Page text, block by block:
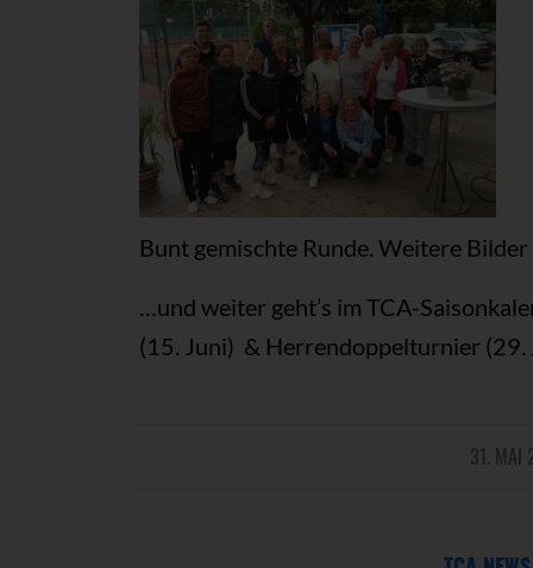
Bunt gemischte Runde. Weitere
…und weiter geht’s im TCA-
(15. Juni) & Herrendoppelturnier (29.
31. MAI
/